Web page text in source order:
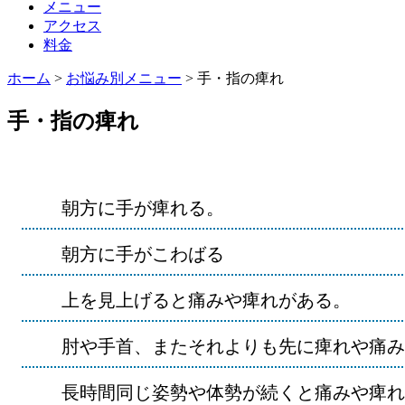
メニュー
アクセス
料金
ホーム > お悩み別メニュー > 手・指の痺れ
手・指の痺れ
朝方に手が痺れる。
朝方に手がこわばる
上を見上げると痛みや痺れがある。
肘や手首、またそれよりも先に痺れや痛み
長時間同じ姿勢や体勢が続くと痛みや痺